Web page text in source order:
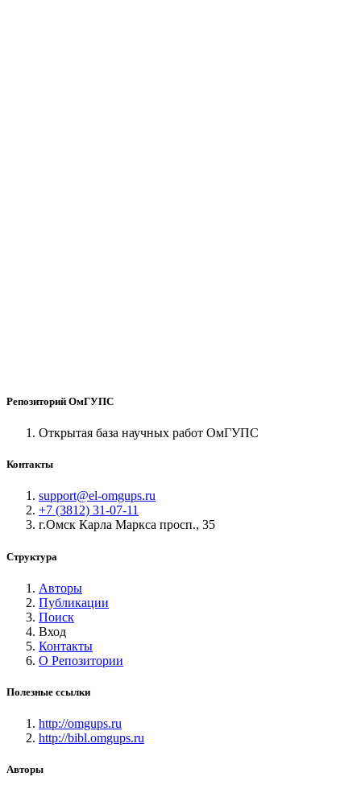
Репозиторий ОмГУПС
Открытая база научных работ ОмГУПС
Контакты
support@el-omgups.ru
+7 (3812) 31-07-11
г.Омск Карла Маркса просп., 35
Структура
Авторы
Публикации
Поиск
Вход
Контакты
О Репозитории
Полезные ссылки
http://omgups.ru
http://bibl.omgups.ru
Авторы